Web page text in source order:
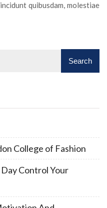
quibusdam, molestiae
College of Fashion
Control Your